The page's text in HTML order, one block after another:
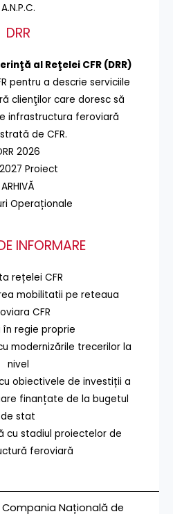
A.N.P.C.
DRR
al Reţelei CFR (DRR)
pentru a descrie serviciile
clienţilor care doresc să
infrastructura feroviară
de CFR.
2026
Proiect
ARHIVĂ
Operaționale
INFORMARE
rețelei CFR
mobilitatii pe reteaua
CFR
în regie proprie
modernizările trecerilor la
nivel
obiectivele de investiții a
finanțate de la bugetul
de stat
cu stadiul proiectelor de
feroviară
Națională de